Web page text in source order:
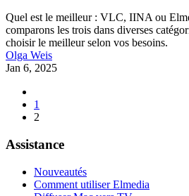
Quel est le meilleur : VLC, IINA ou
comparons les trois dans diverses
choisir le meilleur selon vos besoins.
Olga Weis
Jan 6, 2025
1
2
Assistance
Nouveautés
Comment utiliser Elmedia